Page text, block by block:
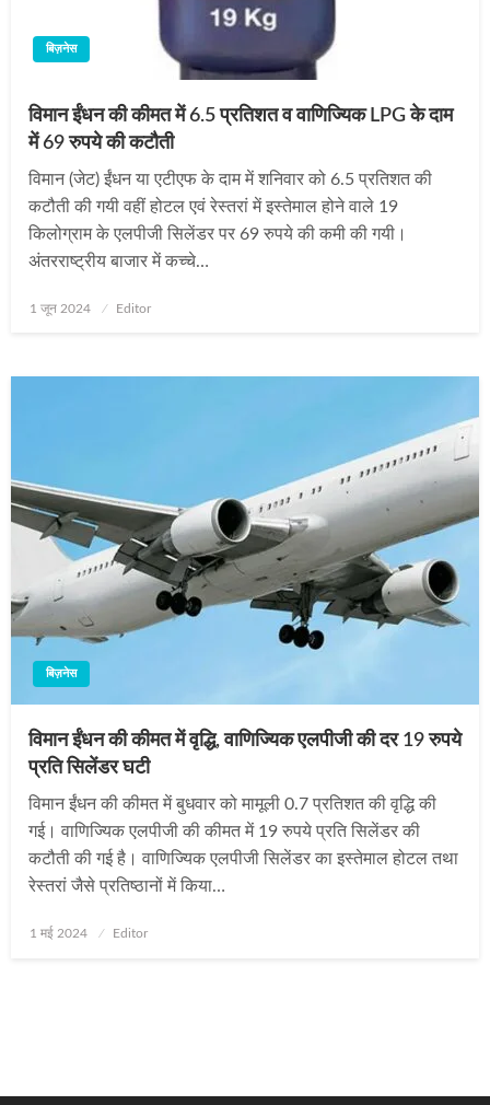
बिज़नेस
विमान ईंधन की कीमत में 6.5 प्रतिशत व वाणिज्यिक LPG के दाम
में 69 रुपये की कटौती
विमान (जेट) ईंधन या एटीएफ के दाम में शनिवार को 6.5 प्रतिशत की
कटौती की गयी वहीं होटल एवं रेस्तरां में इस्तेमाल होने वाले 19
किलोग्राम के एलपीजी सिलेंडर पर 69 रुपये की कमी की गयी।
अंतरराष्ट्रीय बाजार में कच्चे…
Posted
1 जून 2024 Editor
बिज़नेस
विमान ईंधन की कीमत में वृद्धि, वाणिज्यिक एलपीजी की दर 19 रुपये
प्रति सिलेंडर घटी
विमान ईंधन की कीमत में बुधवार को मामूली 0.7 प्रतिशत की वृद्धि की
गई। वाणिज्यिक एलपीजी की कीमत में 19 रुपये प्रति सिलेंडर की
कटौती की गई है। वाणिज्यिक एलपीजी सिलेंडर का इस्तेमाल होटल तथा
रेस्तरां जैसे प्रतिष्ठानों में किया…
Posted
1 मई 2024 Editor